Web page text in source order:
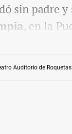
Auditorio de Roquetas
sin padre
, en la